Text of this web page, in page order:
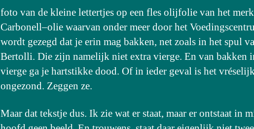
foto van de kleine lettertjes op een fles olijfolie van het merk
Carbonell–olie waarvan onder meer door het
wordt gezegd dat je erin mag bakken, net zoals in het spul
Bertolli. Die zijn namelijk niet extra vierge. En van bakken
vierge ga je hartstikke dood. Of in ieder geval is het
ongezond. Zeggen ze.
Maar dat tekstje dus. Ik zie wat er staat, maar er ontstaat in